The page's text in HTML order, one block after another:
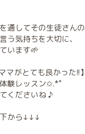
通してその生徒さんの
う気持ちを大切に、
います🌱
マがとても良かった!!】
験レッスン✩.*˚
くださいね ♪
から↓↓↓